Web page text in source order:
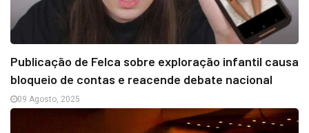
Publicação de Felca sobre exploração infantil causa
bloqueio de contas e reacende debate nacional
09 Agosto, 2025